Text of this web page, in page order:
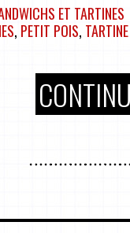
ET TARTINES
, PETIT POIS, TARTINE